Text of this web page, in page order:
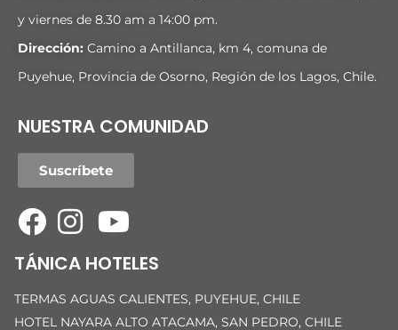
y viernes de 8.30 am a 14:00 pm.
Dirección: Camino a Antillanca, km 4, comuna de
Puyehue, Provincia de Osorno, Región de los Lagos, Chile.
NUESTRA COMUNIDAD
Suscríbete
TÁNICA HOTELES
TERMAS AGUAS CALIENTES, PUYEHUE, CHILE
HOTEL NAYARA ALTO ATACAMA, SAN PEDRO, CHILE